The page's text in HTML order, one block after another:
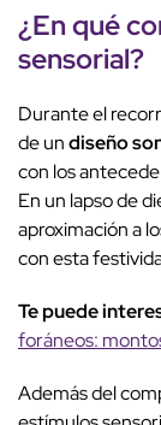
¿En qué
sensorial?
Durante el
de undiseño
con los
En un lapso de
aproximación a
con esta
Te puede
foráneos:
Además del